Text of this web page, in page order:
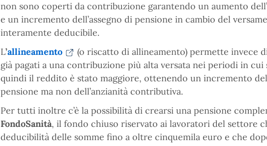
non sono coperti da contribuzione garantendo un aumento
e un incremento dell’assegno di pensione in cambio del
interamente deducibile.
L’allineamento
(o riscatto di allineamento) permette invece
già pagati a una contribuzione più alta versata nei periodi in cui
quindi il reddito è stato maggiore, ottenendo un incremento
pensione ma non dell’anzianità contributiva.
Per tutti inoltre c’è la possibilità di crearsi una pensione
FondoSanità, il fondo chiuso riservato ai lavoratori del settore
deducibilità delle somme fino a oltre cinquemila euro e che